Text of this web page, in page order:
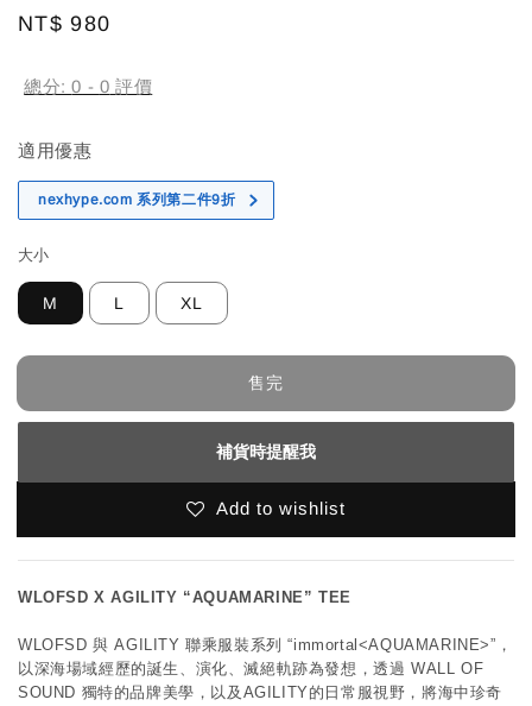
Regular
NT$ 980
總分:0 - 0 評價
適用優惠
nexhype.com 系列第二件9折
大小
M L XL
售完
補貨時提醒我
Add to wishlist
WLOFSD X AGILITY “AQUAMARINE” TEE
WLOFSD 與 AGILITY 聯乘服裝系列 “immortal<AQUAMARINE>”，
以深海場域經歷的誕生、演化、滅絕軌跡為發想，透過 WALL OF
SOUND 獨特的品牌美學，以及AGILITY的日常服視野，將海中珍奇